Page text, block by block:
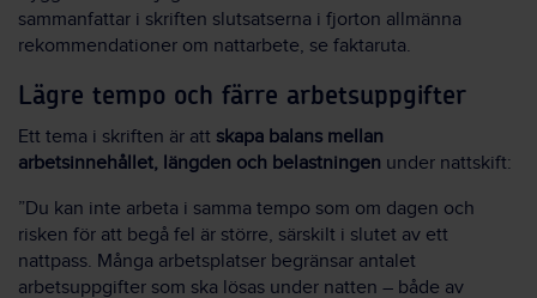
sammanfattar i skriften slutsatserna i fjorton allmänna
rekommendationer om nattarbete, se faktaruta.
Lägre tempo och färre arbetsuppgifter
Ett tema i skriften är att skapa balans mellan
arbetsinnehållet, längden och belastningen under nattskift:
”Du kan inte arbeta i samma tempo som om dagen och
risken för att begå fel är större, särskilt i slutet av ett
nattpass. Många arbetsplatser begränsar antalet
arbetsuppgifter som ska lösas under natten – både av